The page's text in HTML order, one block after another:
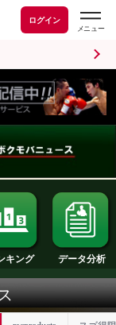
ログイン
ランキング